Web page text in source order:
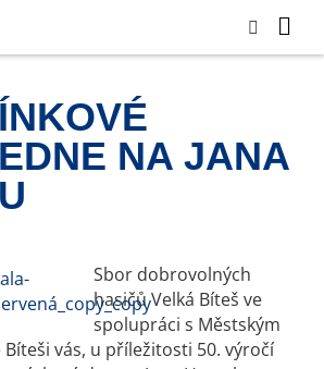
NA JANA
Sbor dobrovolných
hasičů Velká Bíteš ve
spolupráci s Městským
Bíteši vás, u příležitosti 50. výročí